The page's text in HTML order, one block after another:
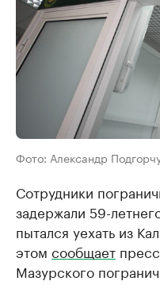
Фото: Александр
Сотрудники
задержали 59-
пытался уехать из
этом сообщает
Мазурского